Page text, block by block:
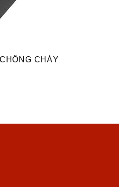
CHÁY